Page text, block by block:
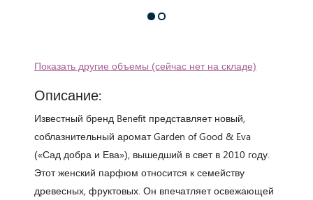
Показать другие объемы (сейчас нет на складе)
Описание:
Известный бренд Benefit представляет новый,
соблазнительный аромат Garden of Good & Eva
(«Сад добра и Ева»), вышедший в свет в 2010 году.
Этот женский парфюм относится к семейству
древесных, фруктовых. Он впечатляет освежающей